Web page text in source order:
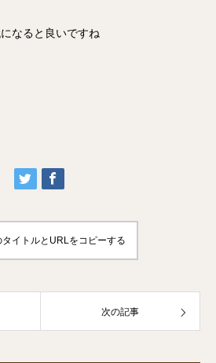
なると良いですね
タイトルとURLをコピーする
次の記事